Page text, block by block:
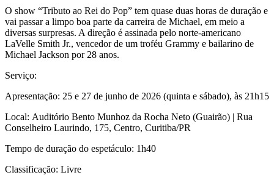
O show “Tributo ao Rei do Pop” tem quase duas horas de duração e
vai passar a limpo boa parte da carreira de Michael, em meio a
diversas surpresas. A direção é assinada pelo norte-americano
LaVelle Smith Jr., vencedor de um troféu Grammy e bailarino de
Michael Jackson por 28 anos.
Serviço:
Apresentação: 25 e 27 de junho de 2026 (quinta e sábado), às 21h15
Local: Auditório Bento Munhoz da Rocha Neto (Guairão) | Rua
Conselheiro Laurindo, 175, Centro, Curitiba/PR
Tempo de duração do espetáculo: 1h40
Classificação: Livre